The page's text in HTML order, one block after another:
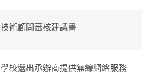
技術顧問審核建議書
學校選出承辦商提供無線網絡服務